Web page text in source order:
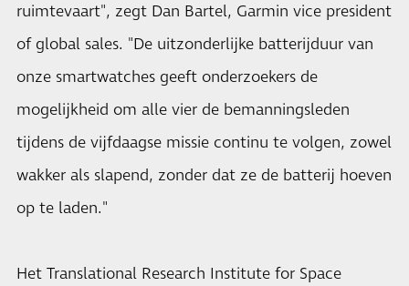
ruimtevaart", zegt Dan Bartel, Garmin vice president
of global sales. "De uitzonderlijke batterijduur van
onze smartwatches geeft onderzoekers de
mogelijkheid om alle vier de bemanningsleden
tijdens de vijfdaagse missie continu te volgen, zowel
wakker als slapend, zonder dat ze de batterij hoeven
op te laden."
Het Translational Research Institute for Space